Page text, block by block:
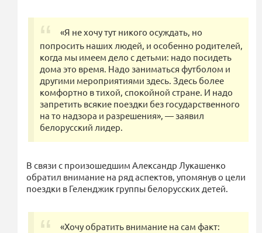
«Я не хочу тут никого осуждать, но
попросить наших людей, и особенно родителей,
когда мы имеем дело с детьми: надо посидеть
дома это время. Надо заниматься футболом и
другими мероприятиями здесь. Здесь более
комфортно в тихой, спокойной стране. И надо
запретить всякие поездки без государственного
на то надзора и разрешения», — заявил
белорусский лидер.
В связи с произошедшим Александр Лукашенко
обратил внимание на ряд аспектов, упомянув о цели
поездки в Геленджик группы белорусских детей.
«Хочу обратить внимание на сам факт: